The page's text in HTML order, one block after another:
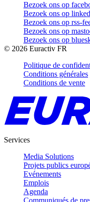
Bezoek ons op
Bezoek ons op
Bezoek ons op rss-
Bezoek ons op
Bezoek ons op
© 2026 Euractiv FR
Politique de
Conditions générales
Conditions de vente
Services
Media Solutions
Projets publics
Evénements
Emplois
Agenda